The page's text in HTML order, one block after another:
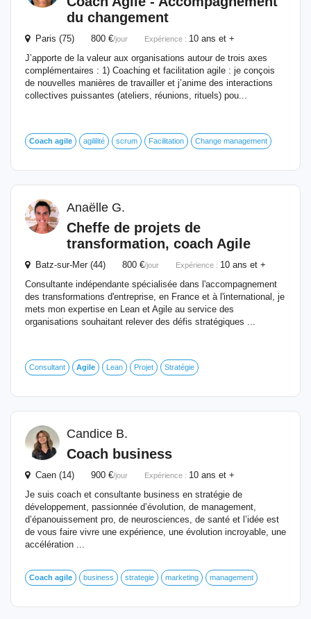
du changement
Paris (75) 800 €/jour Expérience : 10 ans et +
J’apporte de la valeur aux organisations autour de trois axes
complémentaires : 1) Coaching et facilitation agile : je conçois
de nouvelles manières de travailler et j’anime des interactions
collectives puissantes (ateliers, réunions, rituels) pou...
Coach agile agililité scrum Facilitation Change management
Anaëlle G.
Cheffe de projets de
transformation, coach Agile
Batz-sur-Mer (44) 800 €/jour Expérience : 10 ans et +
Consultante indépendante spécialisée dans l'accompagnement
des transformations d'entreprise, en France et à l'international, je
mets mon expertise en Lean et Agile au service des
organisations souhaitant relever des défis stratégiques ...
Consultant Agile Lean Projet Stratégie
Candice B.
Coach business
Caen (14) 900 €/jour Expérience : 10 ans et +
Je suis coach et consultante business en stratégie de
développement, passionnée d’évolution, de management,
d’épanouissement pro, de neurosciences, de santé et l’idée est
de vous faire vivre une expérience, une évolution incroyable, une
accélération ...
Coach agile business strategie marketing management